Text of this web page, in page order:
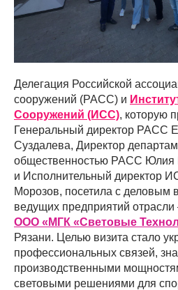
Делегация Российской
сооружений (РАСС) и
Сооружений (ИСС), которую
Генеральный директор РАСС
Суздалева, Директор
общественностью РАСС Юлия
и Исполнительный директор
Морозов, посетила с деловым
ведущих предприятий
ООО «МГК «Световые
Рязани. Целью визита стало
профессиональных связей,
производственными
световыми решениями для